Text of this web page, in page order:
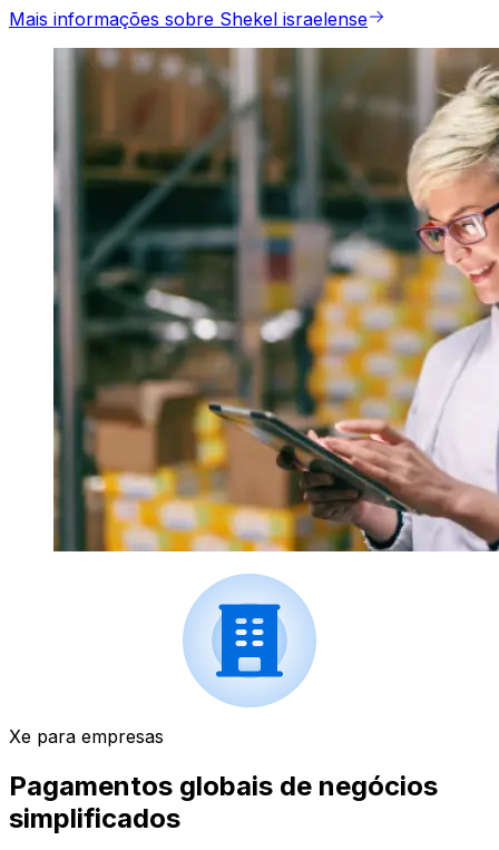
Mais informações sobre Shekel israelense
Xe para empresas
Pagamentos globais de negócios
simplificados